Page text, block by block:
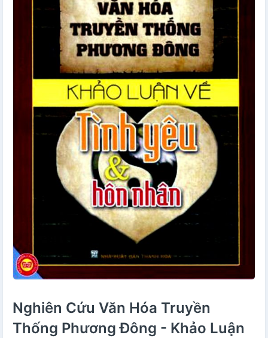
Nghiên Cứu Văn Hóa Truyền
Thống Phương Đông - Khảo Luận